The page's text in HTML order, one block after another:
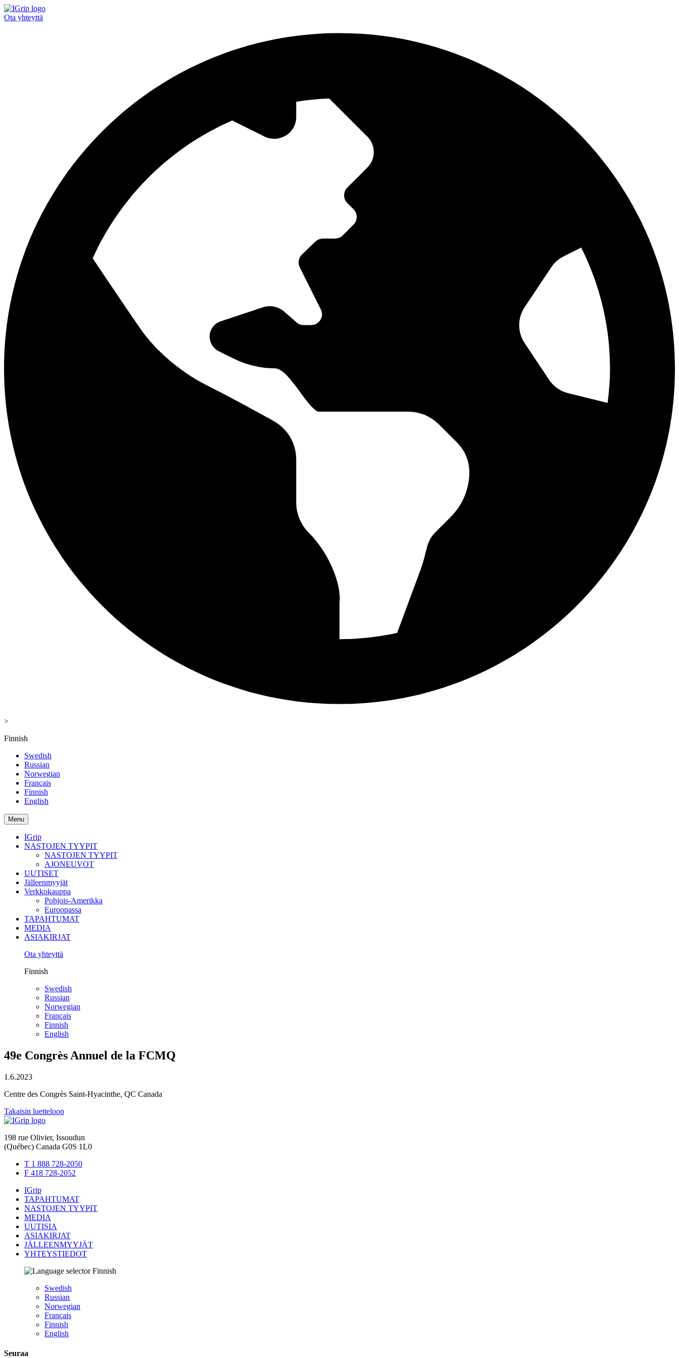
Ota yhteyttä
>
Finnish
Swedish
Russian
Norwegian
Français
Finnish
English
Menu
IGrip
NASTOJEN TYYPIT
NASTOJEN TYYPIT
AJONEUVOT
UUTISET
Jälleenmyyjät
Verkkokauppa
Pohjois-Amerikka
Euroopassa
TAPAHTUMAT
MEDIA
ASIAKIRJAT
Ota yhteyttä
Finnish
Swedish
Russian
Norwegian
Français
Finnish
English
49e Congrès Annuel de la FCMQ
1.6.2023
Centre des Congrès Saint-Hyacinthe, QC Canada
Takaisin luetteloon
198 rue Olivier, Issoudun
(Québec) Canada G0S 1L0
T 1 888 728-2050
F 418 728-2052
IGrip
TAPAHTUMAT
NASTOJEN TYYPIT
MEDIA
UUTISIA
ASIAKIRJAT
JÄLLEENMYYJÄT
YHTEYSTIEDOT
Finnish
Swedish
Russian
Norwegian
Français
Finnish
English
Seuraa